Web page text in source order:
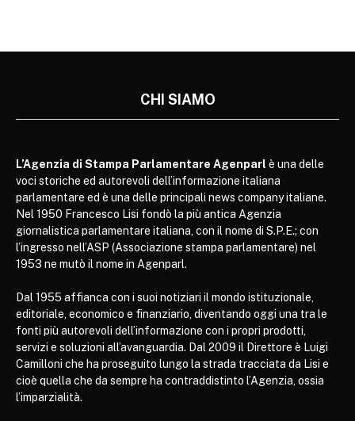
CHI SIAMO
L’Agenzia di Stampa Parlamentare Agenparl è una delle
voci storiche ed autorevoli dell’informazione italiana
parlamentare ed è una delle principali news company italiane.
Nel 1950 Francesco Lisi fondò la più antica Agenzia
giornalistica parlamentare italiana, con il nome di S.P.E.; con
l’ingresso nell’ASP (Associazione stampa parlamentare) nel
1953 ne mutò il nome in Agenparl.
Dal 1955 affianca con i suoi notiziari il mondo istituzionale,
editoriale, economico e finanziario, diventando oggi una tra le
fonti più autorevoli dell’informazione con i propri prodotti,
servizi e soluzioni all’avanguardia. Dal 2009 il Direttore è Luigi
Camilloni che ha proseguito lungo la strada tracciata da Lisi e
cioè quella che da sempre ha contraddistinto l’Agenzia, ossia
l’imparzialità.